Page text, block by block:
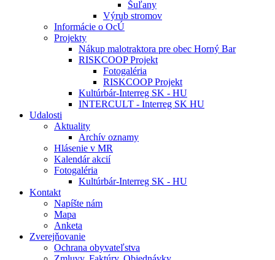
Šuľany
Výrub stromov
Informácie o OcÚ
Projekty
Nákup malotraktora pre obec Horný Bar
RISKCOOP Projekt
Fotogaléria
RISKCOOP Projekt
Kultúrbár-Interreg SK - HU
INTERCULT - Interreg SK HU
Udalosti
Aktuality
Archív oznamy
Hlásenie v MR
Kalendár akcií
Fotogaléria
Kultúrbár-Interreg SK - HU
Kontakt
Napíšte nám
Mapa
Anketa
Zverejňovanie
Ochrana obyvateľstva